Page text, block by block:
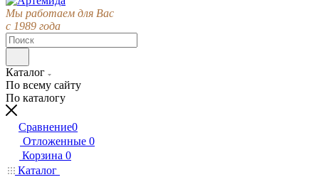
Мы работаем для Вас
с 1989 года
Каталог
По всему сайту
По каталогу
Сравнение0
Отложенные 0
Корзина 0
Каталог